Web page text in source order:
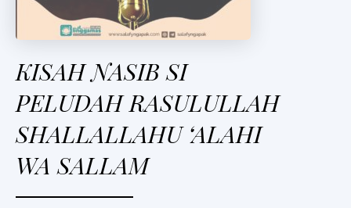
KISAH NASIB SI
PELUDAH RASULULLAH
SHALLALLAHU ‘ALAHI
WA SALLAM